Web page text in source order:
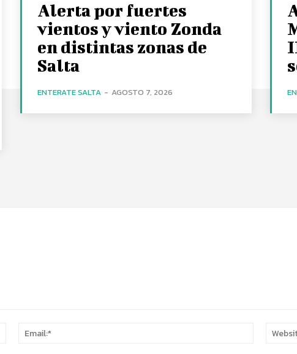
Alerta por fuertes
vientos y viento Zonda
en distintas zonas de
Salta
ENTERATE SALTA - AGOSTO 7, 2026
Name:*
Email:*